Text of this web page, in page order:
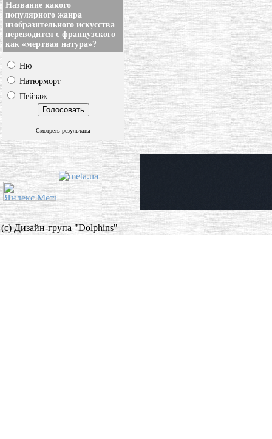
Название какого
популярного жанра
изобразительного искусства
переводится с французского
как «мертвая натура»?
Ню
Натюрморт
Пейзаж
Смотреть результаты
(c) Дизайн-група "Dolphins"